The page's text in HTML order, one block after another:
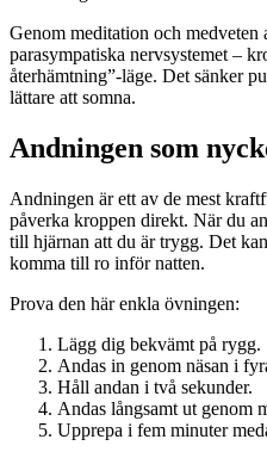
Genom meditation och medveten
parasympatiska nervsystemet –
återhämtning”-läge. Det sänker
lättare att somna.
Andningen som
Andningen är ett av de mest
påverka kroppen direkt. När du
till hjärnan att du är trygg. Det
komma till ro inför natten.
Prova den här enkla övningen:
Lägg dig bekvämt på rygg.
Andas in genom näsan i
Håll andan i två sekunder.
Andas långsamt ut genom
Upprepa i fem minuter